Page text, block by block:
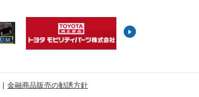
金融商品販売の勧誘方針